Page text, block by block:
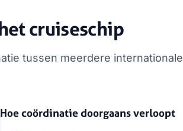
cruiseschip
tussen meerdere internationale
Hoe coördinatie doorgaans verloopt